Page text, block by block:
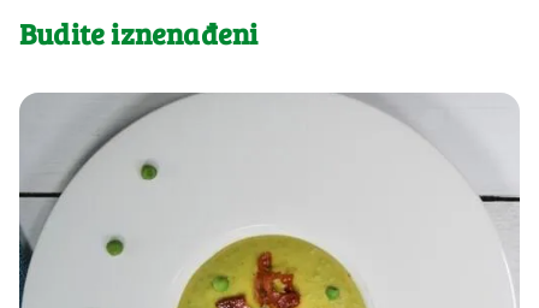
Budite iznenađeni